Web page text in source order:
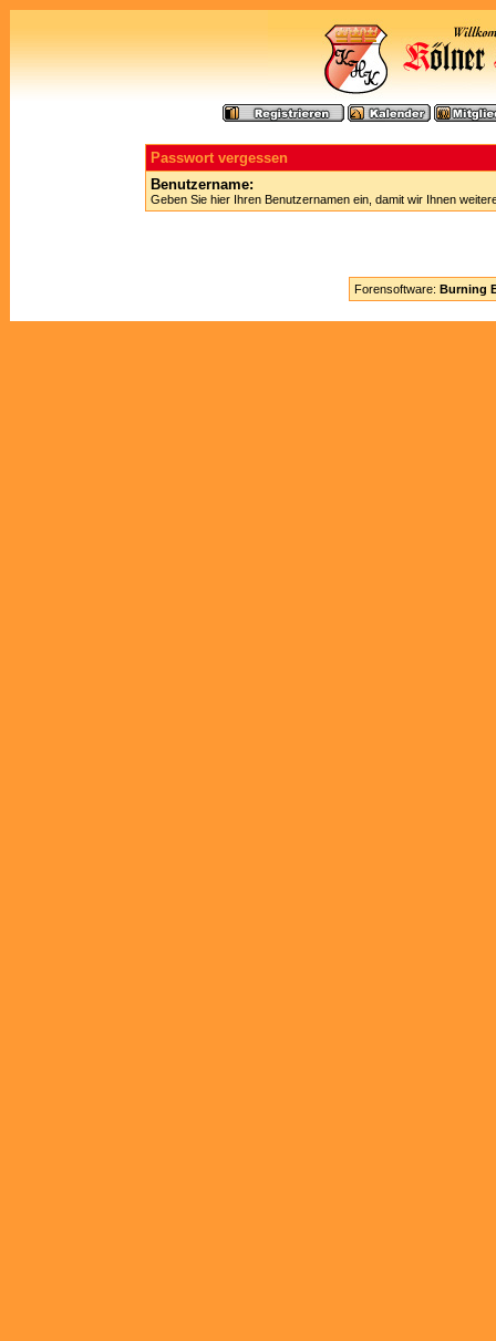
Passwort vergessen
Benutzername:
Geben Sie hier Ihren Benutzernamen ein, damit wir Ihnen
Forensoftware: Burning